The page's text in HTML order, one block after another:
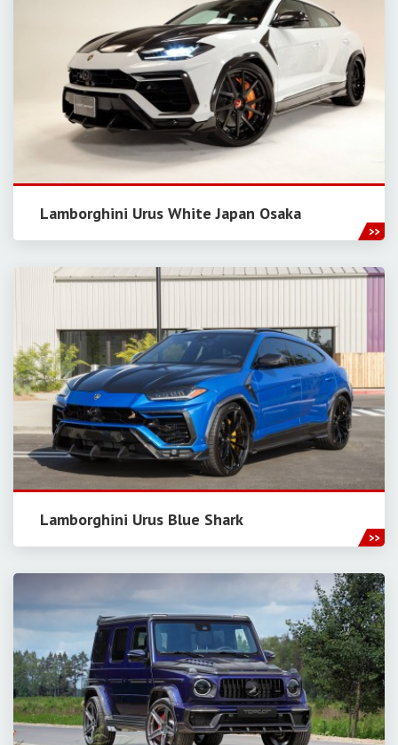
Lamborghini Urus White Japan Osaka
Lamborghini Urus Blue Shark